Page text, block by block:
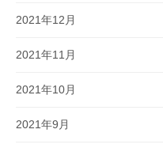
2021年12月
2021年11月
2021年10月
2021年9月